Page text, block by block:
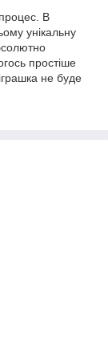
В
унікальну
простіше
не буде
гарне
кольорів
підібрати
такі як
для створення
або
зачіски
що
реакцій. Це